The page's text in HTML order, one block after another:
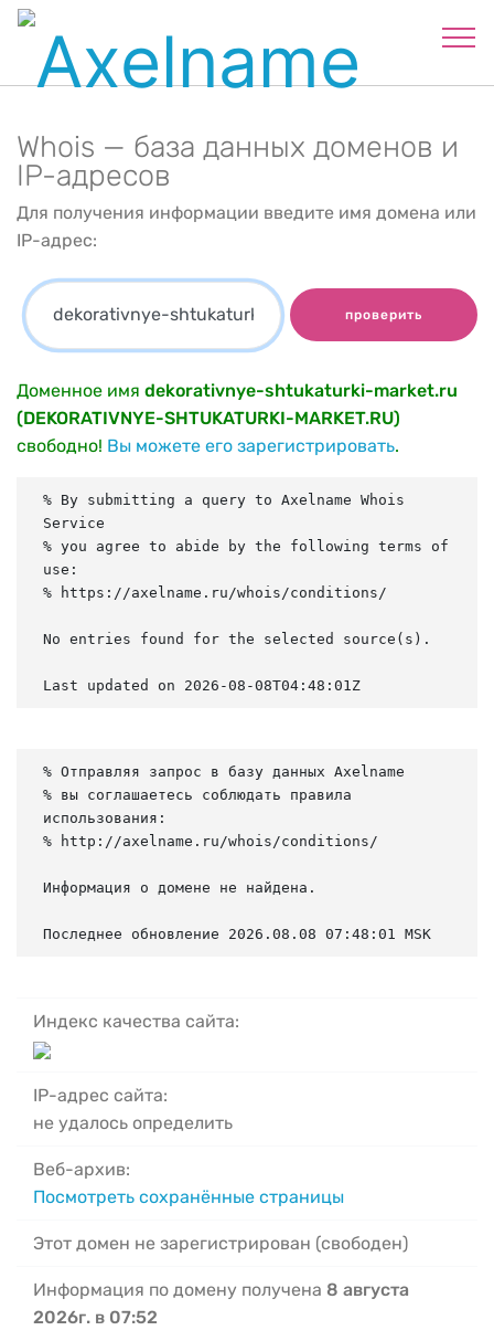
Whois — база данных доменов и
IP-адресов
Для получения информации введите имя домена или
IP-адрес:
проверить
Доменное имя dekorativnye-shtukaturki-market.ru
(DEKORATIVNYE-SHTUKATURKI-MARKET.RU)
свободно! Вы можете его зарегистрировать.
% By submitting a query to Axelname Whois
Service
% you agree to abide by the following terms of
use:
% https://axelname.ru/whois/conditions/
No entries found for the selected source(s).
Last updated on 2026-08-08T04:48:01Z
% Отправляя запрос в базу данных Axelname
% вы соглашаетесь соблюдать правила
использования:
% http://axelname.ru/whois/conditions/
Информация о домене не найдена.
Последнее обновление 2026.08.08 07:48:01 MSK
Индекс качества сайта:
IP-адрес сайта:
не удалось определить
Веб-архив:
Посмотреть сохранённые страницы
Этот домен не зарегистрирован (свободен)
Информация по домену получена 8 августа
2026г. в 07:52